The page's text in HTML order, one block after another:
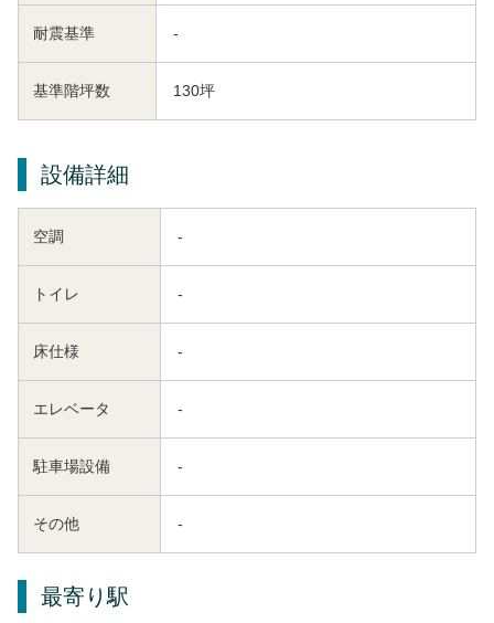
耐震基準 -
基準階坪数 130坪
設備詳細
空調 -
トイレ -
床仕様 -
エレベータ -
駐車場設備 -
その他 -
最寄り駅